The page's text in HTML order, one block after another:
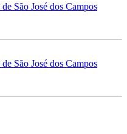
São José dos Campos
São José dos Campos